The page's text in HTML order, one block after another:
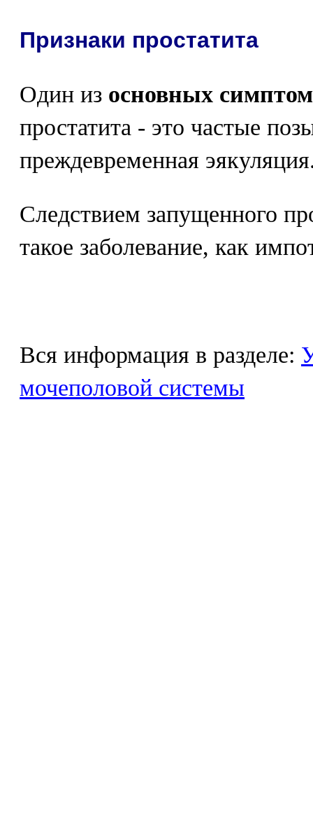
Признаки простатита
Один из основных
простатита - это частые
преждевременная
Следствием запущенного
такое заболевание, как
Вся информация в разделе:
мочеполовой системы